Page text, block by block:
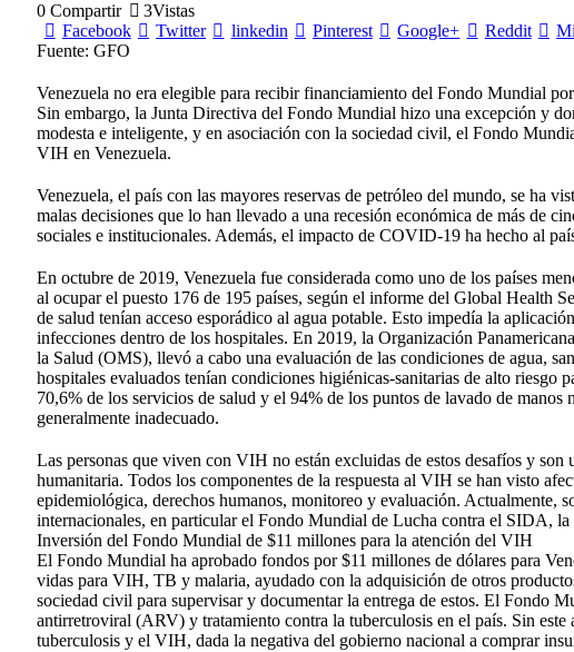
0Compartir 3Vistas
Facebook
Twitter linkedin Pinterest Google+ Reddit
Fuente: GFO
Venezuela no era elegible para recibir financiamiento del Fondo Mundial
Sin embargo, la Junta Directiva del Fondo Mundial hizo una excepción y
modesta e inteligente, y en asociación con la sociedad civil, el Fondo
VIH en Venezuela.
Venezuela, el país con las mayores reservas de petróleo del mundo, se ha
malas decisiones que lo han llevado a una recesión económica de más de
sociales e institucionales. Además, el impacto de COVID-19 ha hecho al
En octubre de 2019, Venezuela fue considerada como uno de los países
al ocupar el puesto 176 de 195 países, según el informe del Global Health
de salud tenían acceso esporádico al agua potable. Esto impedía la
infecciones dentro de los hospitales. En 2019, la Organización
la Salud (OMS), llevó a cabo una evaluación de las condiciones de agua,
hospitales evaluados tenían condiciones higiénicas-sanitarias de alto riesgo
70,6% de los servicios de salud y el 94% de los puntos de lavado de
generalmente inadecuado.
Las personas que viven con VIH no están excluidas de estos desafíos y
humanitaria. Todos los componentes de la respuesta al VIH se han visto
epidemiológica, derechos humanos, monitoreo y evaluación. Actualmente,
internacionales, en particular el Fondo Mundial de Lucha contra el SIDA,
Inversión del Fondo Mundial de $11 millones para la atención del VIH
El Fondo Mundial ha aprobado fondos por $11 millones de dólares para
vidas para VIH, TB y malaria, ayudado con la adquisición de otros
sociedad civil para supervisar y documentar la entrega de estos. El Fondo
antirretroviral (ARV) y tratamiento contra la tuberculosis en el país. Sin este
tuberculosis y el VIH, dada la negativa del gobierno nacional a comprar